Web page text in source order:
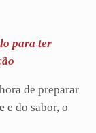
para ter
de preparar
e do sabor, o